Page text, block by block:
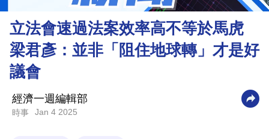
財
商
科
技
立法會速過法案效率高不等於馬虎
梁君彥：並非「阻住地球轉」才是好
議會
經濟一週編輯部
時事 Jan 4 2025